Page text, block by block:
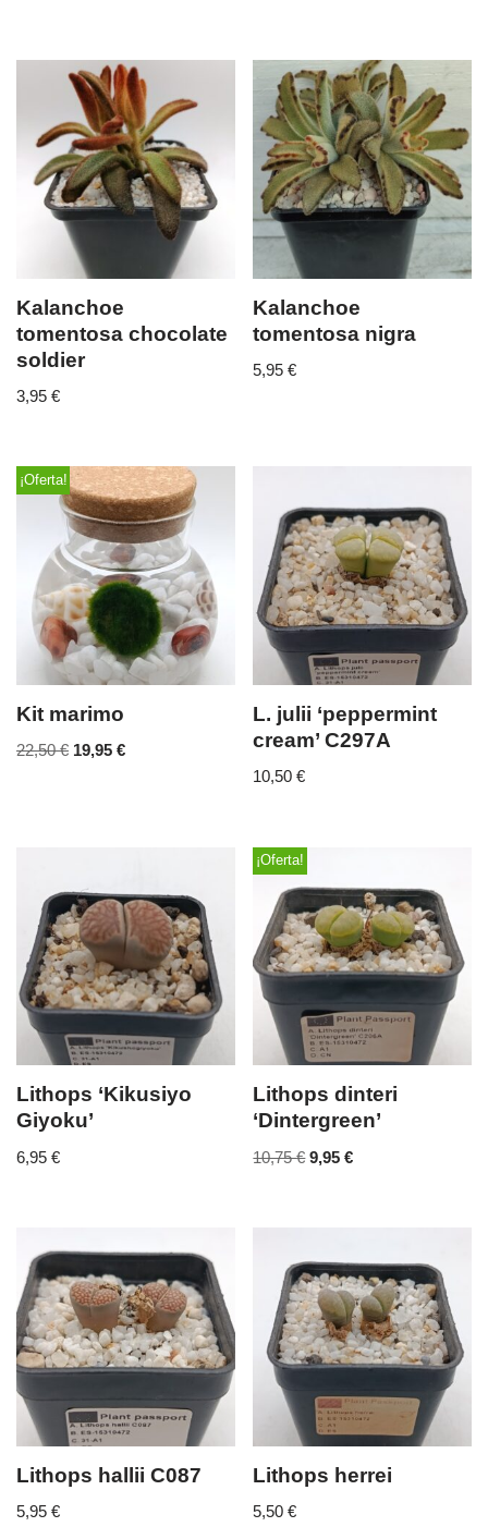
Kalanchoe
tomentosa chocolate
soldier
3,95 €
Kalanchoe
tomentosa nigra
5,95€
¡Oferta!
Kit marimo
22,50€ 19,95 €
L. julii ‘peppermint
cream’ C297A
10,50€
Lithops ‘Kikusiyo
Giyoku’
6,95 €
¡Oferta!
Lithops dinteri
‘Dintergreen’
10,75€ 9,95€
Lithops hallii C087
5,95 €
Lithops herrei
5,50€